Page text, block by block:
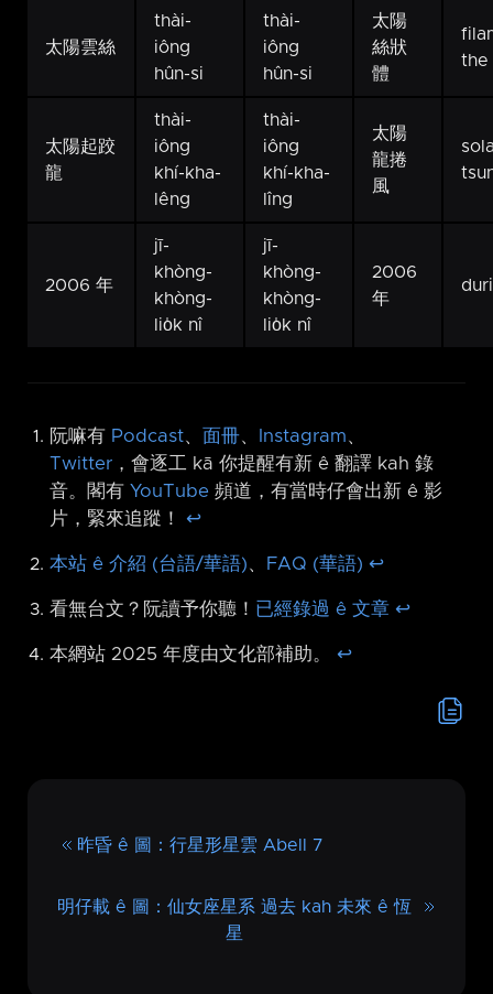
太陽雲絲
thài-
iông
hûn-si
thài-
iông
hûn-si
太陽
絲狀
體
the
太陽起跤
龍
thài-
iông
khí-kha-
lêng
thài-
iông
khí-kha-
lîng
太陽
龍捲
風
2006 年
jī-
khòng-
khòng-
lio̍k nî
jī-
khòng-
khòng-
lio̍k nî
2006
年
阮嘛有 Podcast、 面冊、 Instagram、
Twitter ，會逐工 kā 你提醒有新 ê 翻譯 kah 錄
音。閣有 YouTube 頻道，有當時仔會出新 ê 影
片，緊來追蹤！ ↩︎
本站 ê 介紹 (台語/華語)、 FAQ (華語) ↩︎
看無台文？阮讀予你聽！ 已經錄過 ê 文章 ↩︎
本網站 2025 年度由文化部補助。 ↩︎
昨昏 ê 圖：行星形星雲 Abell 7
明仔載 ê 圖：仙女座星系 過去 kah 未來 ê 恆
星